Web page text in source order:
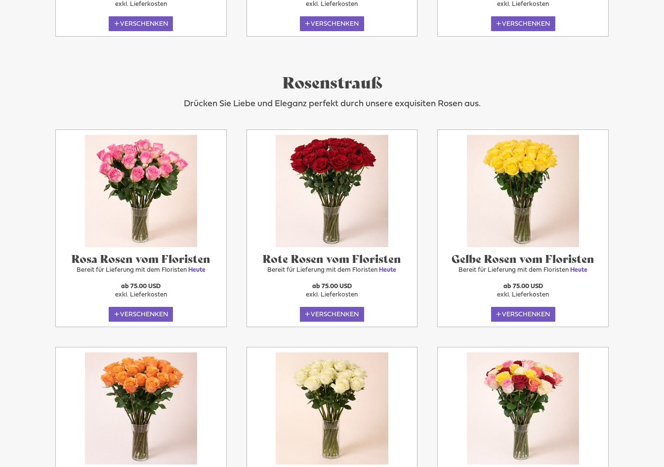
Heute
exkl. Lieferkosten
VERSCHENKEN
Heute
exkl. Lieferkosten
VERSCHENKEN
Heute
exkl. Lieferkosten
VERSCHENKEN
Rosenstrauß
Drücken Sie Liebe und Eleganz perfekt durch unsere exquisiten Rosen aus.
Rosa Rosen vom Floristen
Bereit für Lieferung mit dem Floristen Heute
Heute
ab 75.00 USD
exkl. Lieferkosten
VERSCHENKEN
Rote Rosen vom Floristen
Bereit für Lieferung mit dem Floristen Heute
Heute
ab 75.00 USD
exkl. Lieferkosten
VERSCHENKEN
Gelbe Rosen vom Floristen
Bereit für Lieferung mit dem Floristen Heute
Heute
ab 75.00 USD
exkl. Lieferkosten
VERSCHENKEN